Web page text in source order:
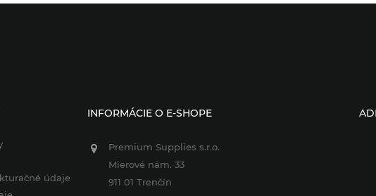
údaje
INFORMÁCIE O E-SHOPE
Premium Supplies s.r.o.
Mierové nám. 33
911 01 Trenčín